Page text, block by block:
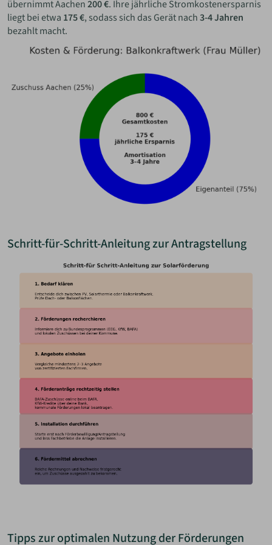
übernimmt Aachen200 €. Ihre jährliche Stromkostenersparnis
liegt bei etwa 175 €, sodass sich das Gerät nach3-4 Jahren
bezahlt macht.
Schritt-für-Schritt-Anleitung zur Antragstellung
Tipps zur optimalen Nutzung der Förderungen